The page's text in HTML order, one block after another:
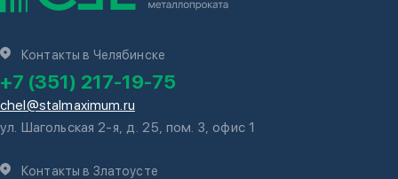
Контакты в Челябинске
+7 (351) 217-19-75
chel@stalmaximum.ru
ул. Шагольская 2-я, д. 25, пом. 3, офис 1
Контакты в Златоусте